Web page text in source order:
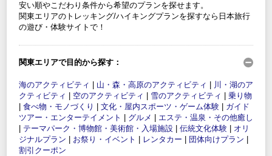
安い順やこだわり条件から希望のプランを探せます。
関東エリアのトレッキング/ハイキングプランを探すなら日本旅行
の遊び・体験サイトで！
関東エリアで目的から探す：
海のアクティビティ 山・森・高原のアクティビティ
川・湖のア
クティビティ
空のアクティビティ 雪のアクティビティ
乗り物
食べ物・モノづくり 文化・屋内スポーツ・ゲーム体験
ガイド
ツアー・エンターテイメント
グルメ
エステ・温泉・その他癒し
テーマパーク・博物館・美術館・入場施設 伝統文化体験
オリ
ジナルプラン
お祭り・イベント レンタカー 団体向けプラン
割引クーポン